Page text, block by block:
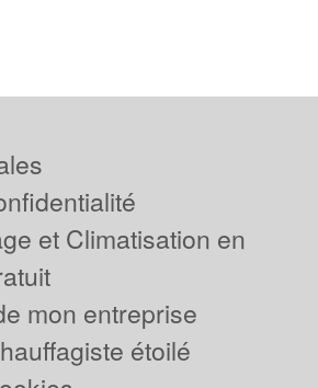
et Climatisation en
mon entreprise
étoilé